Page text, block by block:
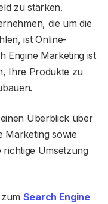
zu stärken.
die um die
ist Online-
Engine Marketing ist
Ihre Produkte zu
Überblick über
Marketing sowie
richtige Umsetzung
Search Engine